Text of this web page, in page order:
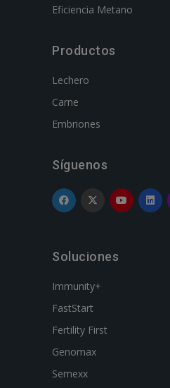
Eficiencia Metano
Productos
Lechero
Carne
Embriones
Síguenos
Soluciones
Immunity+
FastStart
Fertility First
Genomax
Semexx